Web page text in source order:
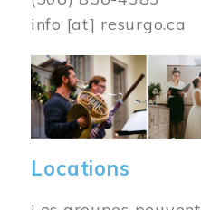
info [at] resurgo.ca
Image
Locations